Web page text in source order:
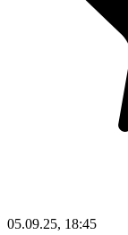
05.09.25, 18:45